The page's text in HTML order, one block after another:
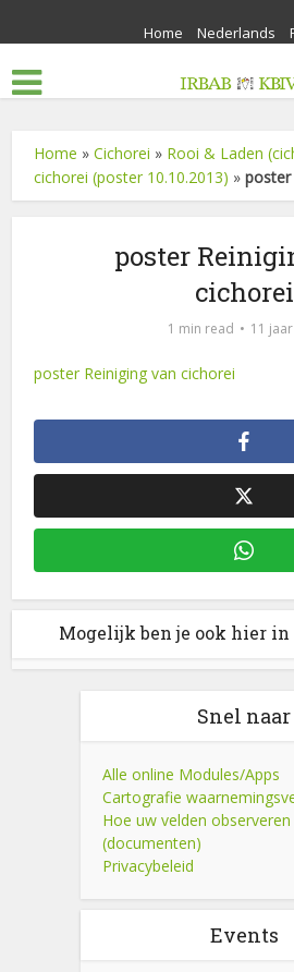
Home Nederlands
Home »Cichorei » Rooi & Laden
cichorei (poster 10.10.2013) »poster
poster
cichorei
1 min read 11
poster Reiniging van cichorei
Mogelijk ben je ook hier
Snel naar
Alle online Modules/Apps
Cartografie
Hoe uw velden observeren
(documenten)
Privacybeleid
Events